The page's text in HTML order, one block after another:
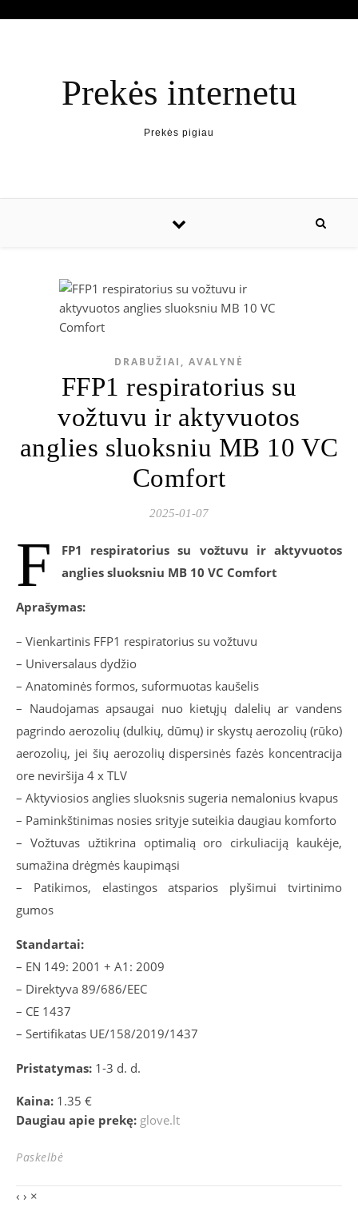
Prekės internetu
Prekės pigiau
DRABUŽIAI, AVALYNĖ
FFP1 respiratorius su
vožtuvu ir aktyvuotos
anglies sluoksniu MB 10 VC
Comfort
2025-01-07
F
FP1 respiratorius su vožtuvu ir aktyvuotos
anglies sluoksniu MB 10 VC Comfort
Aprašymas:
– Vienkartinis FFP1 respiratorius su vožtuvu
– Universalaus dydžio
– Anatominės formos, suformuotas kaušelis
– Naudojamas apsaugai nuo kietųjų dalelių ar vandens
pagrindo aerozolių (dulkių, dūmų) ir skystų aerozolių (rūko)
aerozolių, jei šių aerozolių dispersinės fazės koncentracija
ore neviršija 4 x TLV
– Aktyviosios anglies sluoksnis sugeria nemalonius kvapus
– Paminkštinimas nosies srityje suteikia daugiau komforto
– Vožtuvas užtikrina optimalią oro cirkuliaciją kaukėje,
sumažina drėgmės kaupimąsi
– Patikimos, elastingos atsparios plyšimui tvirtinimo
gumos
Standartai:
– EN 149: 2001 + A1: 2009
– Direktyva 89/686/EEC
– CE 1437
– Sertifikatas UE/158/2019/1437
Pristatymas: 1-3 d. d.
Kaina: 1.35 €
Daugiau apie prekę: glove.lt
Paskelbė
‹ › ×